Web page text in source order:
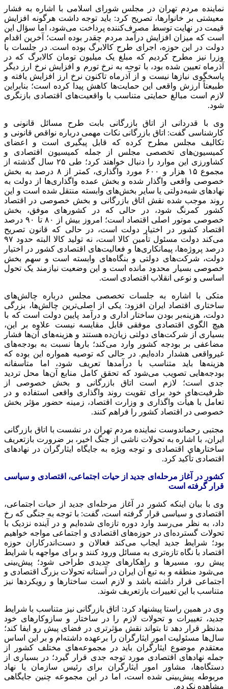
نماینده مردم تهران در مجلس شورای اسلامی با اشاره به فشار
معیشتی بر خانوارها، تصریح کرد: باید توجه داشت هرگونه افزایش
قیمت در نهایت توسط مصرف‌کننده پرداخت می‌شود، اما سؤال این
است که میزان افزایش درآمد مردم چقدر بوده است؛ آخرین اقدام
دولت در این حوزه، اجرای طرح کالابرگ بوده است. در جلسات با
وزرا نیز مطرح کردیم که مبلغ یک میلیون تومان کالابرگ که در
آذرماه تعیین شده بود، با توجه به نرخ تورم و افزایش نرخ ارز دیگر
پاسخگوی نیازها نیست و از آذرماه تاکنون نرخ ارز افزایش یافته و
طبیعتاً ارزش واقعی این حمایت‌ها کاهش پیدا کرده است؛ بنابراین
لازم است مبالغ حمایتی متناسب با واقعیت‌های اقتصادی بازنگری
شود.
وی با قدردانی از اتاق بازرگانی بابت طرح مسائل قانونی و
کارشناسی گفت: اتاق بازرگانی نکات مهمی درباره نواقص قانونی و
تکالیف مجلس مطرح کرده که قابل پیگیری است و اعضای
کمیسیون‌های تخصصی مجلس از جمله کمیسیون اقتصادی و
کشاورزی این موارد را دنبال خواهند کرد؛ طی ۲۵ سال گذشته از
مجموع ۱۵ هزار و ۶۰۰ مورد واگذاری، کمتر از ۸ درصد به بخش
خصوصی واقعی واگذار شده و بخش عمده واگذاری‌ها از دولت به
نهادهای شبه‌دولتی یا سایر بخش‌های وابسته منتقل شده است و این
روند موجب شده نقش اتاق بازرگانی و بخش خصوصی در اقتصاد
کشور کمرنگ شود، در حالی که در کشورهای موفق، بخش
خصوصی موتور اصلی اقتصاد است؛ امروز بیش از ۸۰ تا ۹۰ درصد
اقتصاد کشور در اختیار دولت است، در حالی که قانون تصریح
می‌کند دولت مسئول تأمین کالا است، نه تولید کالا البته حدود ۹۷
درصد پروژه‌ها، پیمانکاری‌ها و فعالیت‌های اقتصادی کشور در اختیار
دولت، شرکت‌های دولتی و بنگاه‌های وابسته است و سهم بخش
خصوصی بسیار محدود مانده است و این وضعیت نیازمند یک تحول
اساسی و نوعی انقلاب اقتصادی است.
متکی با اشاره به جلسات تخصصی مجلس درباره چالش‌های
ساختاری اقتصاد ایران افزود: یکی از اصلی‌ترین چالش‌ها، بزرگی
دولت، هزینه‌بر بودن ساختار اداری و درآمد پایین دولت است که با
هیچ الگوی اقتصادی موفقی قابل مقایسه نیست علاوه بر این،
بسیاری از شرکت‌های دولتی زیان‌ده هستند و هزینه‌های آن‌ها فشار
مضاعفی بر بودجه کشور وارد می‌کند؛ بارها نسبت به بودجه‌های
غیرواقعی هشدار داده‌ایم. در حالی که توصیه همواره این بوده که
هزینه‌ها باید متناسب با درآمدها تعریف شود، اما متأسفانه
بودجه‌هایی تصویب می‌شود که تحقق کامل منابع آن‌ها محل تردید
جدی است؛ لازم است اتاق بازرگانی و بخش خصوصی از
ظرفیت‌های خود برای تقویت روند واگذاری واقعی استفاده و در
تعامل با هیأت واگذاری و وزارت اقتصاد، زمینه حضور مؤثر بخش
خصوصی در اقتصاد کشور را فراهم کنند.
مجتبی رحماندوست نماینده مردم تهران در نشست با اتاق بازرگانی
ایران، با اشاره به تحولات ناشی از جنگ اخیر، بر ضرورت بازتعریف
ساختارهای اقتصادی و توجه ویژه به جایگاه ایثارگران در نهادهای
اقتصادی تأکید کرد.
کشور در آغاز مرحله‌ای جدید از حیات اجتماعی، اقتصادی و سیاسی
قرار گرفته است
وی با بیان اینکه کشور در آغاز مرحله‌ای جدید از حیات اجتماعی،
اقتصادی و سیاسی قرار گرفته است، گفت: با توجه به جنگی که رخ
داد، به نظر می‌رسد وارد دوره تازه‌ای شده‌ایم و در آینده نزدیک با
تحولات گسترده‌ای در حوزه‌های اقتصادی و اجتماعی مواجه خواهیم
بود؛ شرایط جدید ایجاب می‌کند فعالان و دست‌اندرکاران حوزه
اقتصاد با نگاه تازه‌تری به مسائل ورود کنند و برای مواجهه با شرایط
پیش رو، مسیرها و راهکارهای جدیدی طراحی شود؛ پیش‌بینی
می‌شود منطقه و به تبع آن ایران در آستانه تحولات بزرگ اقتصادی و
اجتماعی قرار داشته باشد و لازم است ساختارها و رویکردها نیز
متناسب با این تغییرات بازتعریف شوند.
وی در همین راستا پیشنهاد کرد: اتاق بازرگانی نیز متناسب با شرایط
جدید، تغییرات و تحولات لازم را در ساختار و سازوکارهای خود
مدنظر قرار دهد تا بتواند نقش مؤثرتری در فضای پیش رو ایفا کند؛
سال‌ها مسئولیت امور ایثارگران را برعهده داشته‌ام و بر این اساس
معتقدم موضوع ایثارگران باید در مجموعه‌های مختلف کشور از
جمله نهادهای اقتصادی مورد توجه جدی قرار گیرد؛ در بسیاری از
دستگاه‌ها، مشاور امور ایثارگران برای رئیس سازمان یا نهاد
مربوطه پیش‌بینی شده است، اما در این مجموعه چنین جایگاهی
مشاهده نکردم.